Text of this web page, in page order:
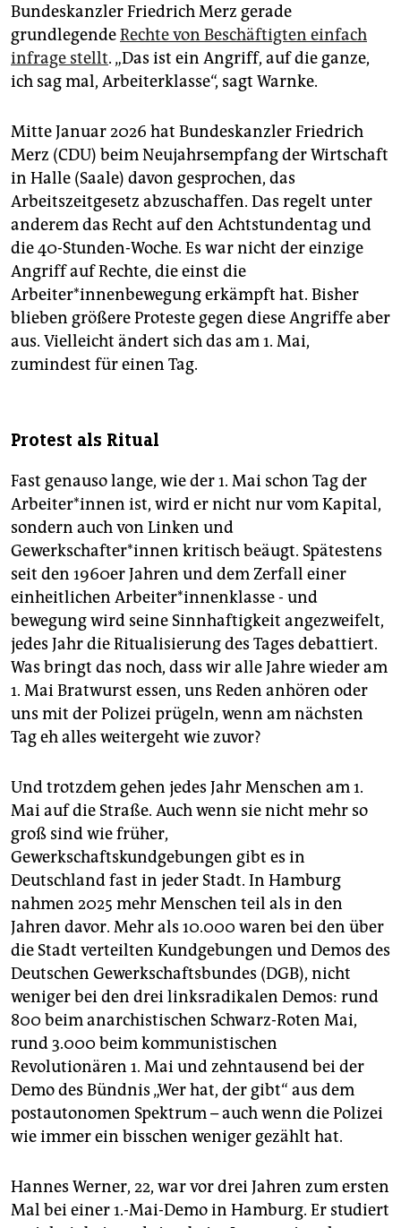
Bundeskanzler Friedrich Merz gerade
grundlegendeRechte von Beschäftigten einfach
infrage stellt. „Das ist ein Angriff, auf die ganze,
ich sag mal, Arbeiterklasse“, sagt Warnke.
Mitte Januar 2026 hat Bundeskanzler Friedrich
Merz (CDU) beim Neujahrsempfang der Wirtschaft
in Halle (Saale) davon gesprochen, das
Arbeitszeitgesetz abzuschaffen. Das regelt unter
anderem das Recht auf den Achtstundentag und
die 40-Stunden-Woche. Es war nicht der einzige
Angriff auf Rechte, die einst die
Arbeiter*innenbewegung erkämpft hat. Bisher
blieben größere Proteste gegen diese Angriffe aber
aus. Vielleicht ändert sich das am 1. Mai,
zumindest für einen Tag.
Protest als Ritual
Fast genauso lange, wie der 1. Mai schon Tag der
Arbeiter*innen ist, wird er nicht nur vom Kapital,
sondern auch von Linken und
Gewerkschafter*innen kritisch beäugt. Spätestens
seit den 1960er Jahren und dem Zerfall einer
einheitlichen Arbeiter*innenklasse - und
bewegung wird seine Sinnhaftigkeit angezweifelt,
jedes Jahr die Ritualisierung des Tages debattiert.
Was bringt das noch, dass wir alle Jahre wieder am
1. Mai Bratwurst essen, uns Reden anhören oder
uns mit der Polizei prügeln, wenn am nächsten
Tag eh alles weitergeht wie zuvor?
Und trotzdem gehen jedes Jahr Menschen am 1.
Mai auf die Straße. Auch wenn sie nicht mehr so
groß sind wie früher,
Gewerkschaftskundgebungen gibt es in
Deutschland fast in jeder Stadt. In Hamburg
nahmen 2025 mehr Menschen teil als in den
Jahren davor. Mehr als 10.000 waren bei den über
die Stadt verteilten Kundgebungen und Demos des
Deutschen Gewerkschaftsbundes (DGB), nicht
weniger bei den drei linksradikalen Demos: rund
800 beim anarchistischen Schwarz-Roten Mai,
rund 3.000 beim kommunistischen
Revolutionären 1. Mai und zehntausend bei der
Demo des Bündnis „Wer hat, der gibt“ aus dem
postautonomen Spektrum – auch wenn die Polizei
wie immer ein bisschen weniger gezählt hat.
Hannes Werner, 22, war vor drei Jahren zum ersten
Mal bei einer 1.-Mai-Demo in Hamburg. Er studiert